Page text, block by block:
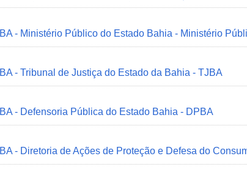
BA - Ministério Público do Estado Bahia - Ministério
BA - Tribunal de Justiça do Estado da Bahia - TJBA
BA - Defensoria Pública do Estado Bahia - DPBA
BA - Diretoria de Ações de Proteção e Defesa do